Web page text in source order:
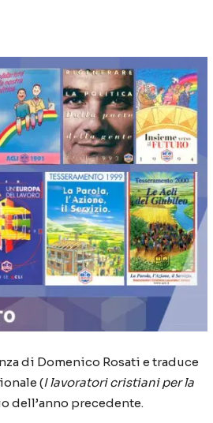
di Domenico Rosati e traduce
(I lavoratori cristiani per la
dell’anno precedente.